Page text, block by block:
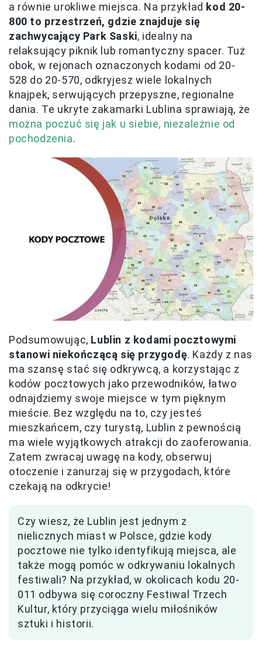
a równie urokliwe miejsca. Na przykład kod 20-
800 to przestrzeń, gdzie znajduje się
zachwycający Park Saski, idealny na
relaksujący piknik lub romantyczny spacer. Tuż
obok, w rejonach oznaczonych kodami od 20-
528 do 20-570, odkryjesz wiele lokalnych
knajpek, serwujących przepyszne, regionalne
dania. Te ukryte zakamarki Lublina sprawiają, że
można poczuć się jak u siebie, niezależnie od
pochodzenia.
Podsumowując, Lublin z kodami pocztowymi
stanowi niekończącą się przygodę. Każdy z nas
ma szansę stać się odkrywcą, a korzystając z
kodów pocztowych jako przewodników, łatwo
odnajdziemy swoje miejsce w tym pięknym
mieście. Bez względu na to, czy jesteś
mieszkańcem, czy turystą, Lublin z pewnością
ma wiele wyjątkowych atrakcji do zaoferowania.
Zatem zwracaj uwagę na kody, obserwuj
otoczenie i zanurzaj się w przygodach, które
czekają na odkrycie!
Czy wiesz, że Lublin jest jednym z
nielicznych miast w Polsce, gdzie kody
pocztowe nie tylko identyfikują miejsca, ale
także mogą pomóc w odkrywaniu lokalnych
festiwali? Na przykład, w okolicach kodu 20-
011 odbywa się coroczny Festiwal Trzech
Kultur, który przyciąga wielu miłośników
sztuki i historii.